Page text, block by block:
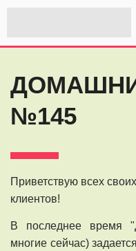
№145
Приветствую всех
клиентов!
В последнее время
многие сейчас)